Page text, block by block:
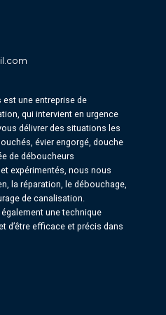
une entreprise de
qui intervient en urgence
délivrer des situations les
évier engorgé, douche
de déboucheurs
expérimentés, nous nous
la réparation, le débouchage,
de canalisation.
une technique
d’être efficace et précis dans